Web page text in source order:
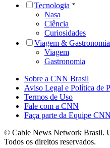
Tecnologia
Nasa
Ciência
Curiosidades
Viagem & Gastronomia
Viagem
Gastronomia
Sobre a CNN Brasil
Aviso Legal e Política de
Termos de Uso
Fale com a CNN
Faça parte da Equipe CNN
© Cable News Network Brasil.
Todos os direitos reservados.